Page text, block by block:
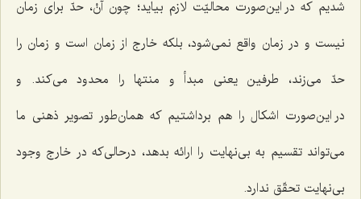
شدیم که در این‌صورت محالیّت لازم بیاید؛ چون آنْ، حدّ برای زمان
نیست و در زمان واقع نمی‌شود، بلکه خارج از زمان است و زمان را
حدّ می‌زند، طرفین یعنی مبدأ و منتها را محدود می‌کند. و
در این‌صورت اشکال را هم برداشتیم که همان‌طور تصویر ذهنی ما
می‌تواند تقسیم به بی‌نهایت را ارائه بدهد، درحالی‌که در خارج وجود
بی‌نهایت تحقّق ندارد.